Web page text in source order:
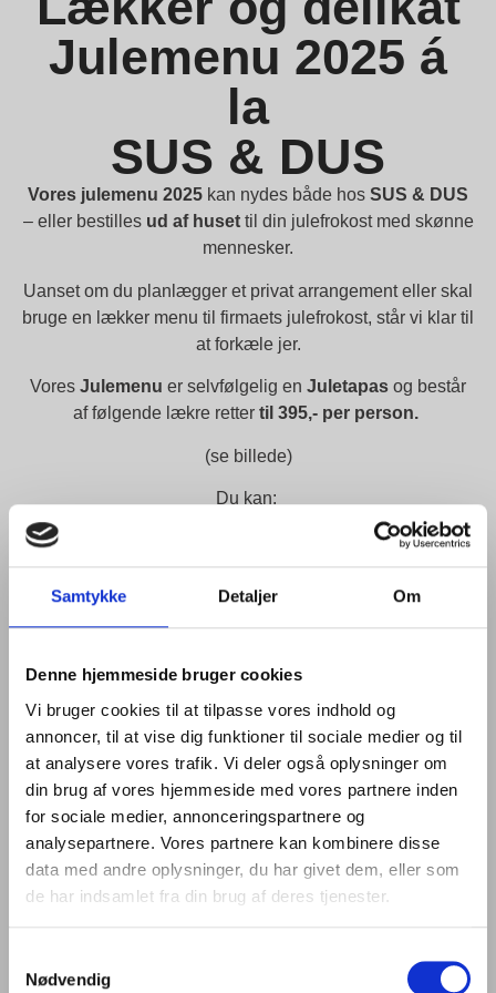
Samtykke Detaljer Om
Denne hjemmeside bruger cookies
Vi bruger cookies til at tilpasse vores indhold og
annoncer, til at vise dig funktioner til sociale medier og til
at analysere vores trafik. Vi deler også oplysninger om
din brug af vores hjemmeside med vores partnere inden
for sociale medier, annonceringspartnere og
analysepartnere. Vores partnere kan kombinere disse
data med andre oplysninger, du har givet dem, eller som
de har indsamlet fra din brug af deres tjenester.
Nødvendig
Julemenu 2025 á
la
SUS & DUS
Vores julemenu 2025 kan nydes både hos SUS & DUS
– eller bestilles ud af husettil din julefrokost med skønne
mennesker.
Uanset om du planlægger et privat arrangement eller skal
bruge en lækker menu til firmaets julefrokost, står vi klar til
at forkæle jer.
Vores Julemenu er selvfølgelig en Juletapas og består
af følgende lækre retter til 395,- per person.
(se billede)
Du kan:
Bestille menuen ud af huset til jeres julefrokost
Holde jeres julefrokost hos mig på SUS & DUS
Tilkøbe en vinmenu til jeres event.
📍 28. (udsolgt) & 29. november
📍 5. & 6. december
(Julemenuen kan desuden bestilles på SUS & DUS fra
den 21. november og hele december.)
Bestiller du juletapassen til dit erhvervs arrangement eller